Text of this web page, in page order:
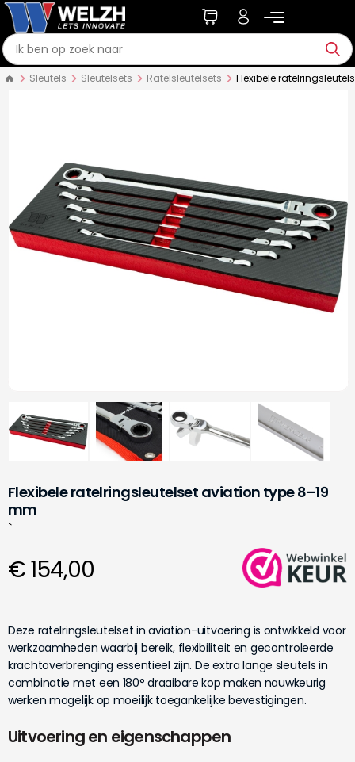
Sleutels Sleutelsets Ratelsleutelsets Flexibele
Flexibele ratelringsleutelset aviation type 8–19
mm
`
€ 154,00
Deze ratelringsleutelset in aviation-uitvoering is ontwikkeld voor
werkzaamheden waarbij bereik, flexibiliteit en gecontroleerde
krachtoverbrenging essentieel zijn. De extra lange sleutels in
combinatie met een 180° draaibare kop maken nauwkeurig
werken mogelijk op moeilijk toegankelijke bevestigingen.
Uitvoering en eigenschappen